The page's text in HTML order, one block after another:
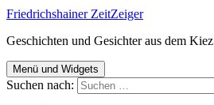
Friedrichshainer ZeitZeiger
Geschichten und Gesichter aus dem Kiez
Menü und Widgets
Suchen nach: